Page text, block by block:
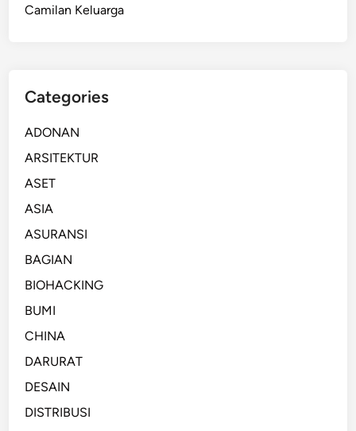
Camilan Keluarga
Categories
ADONAN
ARSITEKTUR
ASET
ASIA
ASURANSI
BAGIAN
BIOHACKING
BUMI
CHINA
DARURAT
DESAIN
DISTRIBUSI